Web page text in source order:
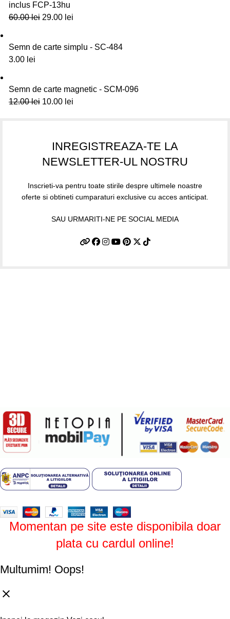
inclus FCP-13hu
60.00lei 29.00 lei
Semn de carte simplu - SC-484
3.00 lei
Semn de carte magnetic - SCM-096
12.00lei 10.00 lei
INREGISTREAZA-TE LA
NEWSLETTER-UL NOSTRU
Inscrieti-va pentru toate stirile despre ultimele noastre
oferte si obtineti cumparaturi exclusive cu acces anticipat.
SAU URMARITI-NE PE SOCIAL MEDIA
Momentan pe site este disponibila doar
plata cu cardul online!
Multumim! Oops!